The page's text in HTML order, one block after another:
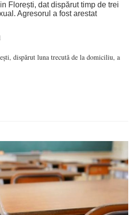
Florești, dat dispărut timp de trei
Agresorul a fost arestat
dispărut luna trecută de la domiciliu, a